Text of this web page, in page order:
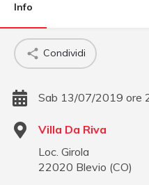
Info
Condividi
Sab 13/07/2019 ore
Villa Da Riva
Loc. Girola
22020 Blevio (CO)